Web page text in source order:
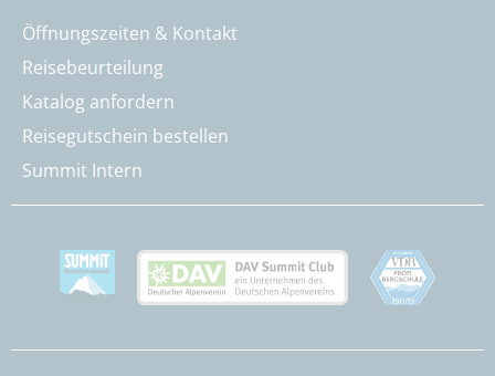
Öffnungszeiten & Kontakt
Reisebeurteilung
Katalog anfordern
Reisegutschein bestellen
Summit Intern